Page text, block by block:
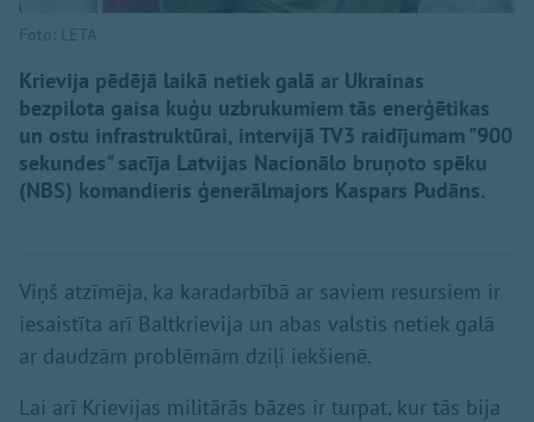
Foto: LETA
Krievija pēdējā laikā netiek galā ar Ukrainas
bezpilota gaisa kuģu uzbrukumiem tās enerģētikas
un ostu infrastruktūrai, intervijā TV3 raidījumam "900
sekundes" sacīja Latvijas Nacionālo bruņoto spēku
(NBS) komandieris ģenerālmajors Kaspars Pudāns.
Viņš atzīmēja, ka karadarbībā ar saviem resursiem ir
iesaistīta arī Baltkrievija un abas valstis netiek galā
ar daudzām problēmām dziļi iekšienē.
Lai arī Krievijas militārās bāzes ir turpat, kur tās bija